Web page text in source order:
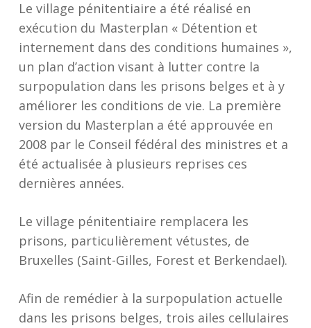
Le village pénitentiaire a été réalisé en
exécution du Masterplan « Détention et
internement dans des conditions humaines »,
un plan d’action visant à lutter contre la
surpopulation dans les prisons belges et à y
améliorer les conditions de vie. La première
version du Masterplan a été approuvée en
2008 par le Conseil fédéral des ministres et a
été actualisée à plusieurs reprises ces
dernières années.
Le village pénitentiaire remplacera les
prisons, particulièrement vétustes, de
Bruxelles (Saint-Gilles, Forest et Berkendael).
Afin de remédier à la surpopulation actuelle
dans les prisons belges, trois ailes cellulaires